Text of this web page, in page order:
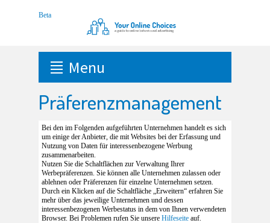
Menu
Präferenzmanagement
Bei den im Folgenden aufgeführten Unternehmen handelt es sich
um einige der Anbieter, die mit Websites bei der Erfassung und
Nutzung von Daten für interessenbezogene Werbung
zusammenarbeiten.
Nutzen Sie die Schaltflächen zur Verwaltung Ihrer
Werbepräferenzen. Sie können alle Unternehmen zulassen oder
ablehnen oder Präferenzen für einzelne Unternehmen setzen.
Durch ein Klicken auf die Schaltfläche „Erweitern“ erfahren Sie
mehr über das jeweilige Unternehmen und dessen
interessenbezogenen Werbestatus in dem von Ihnen verwendeten
Browser. Bei Problemen rufen Sie unsere Hilfeseite auf.